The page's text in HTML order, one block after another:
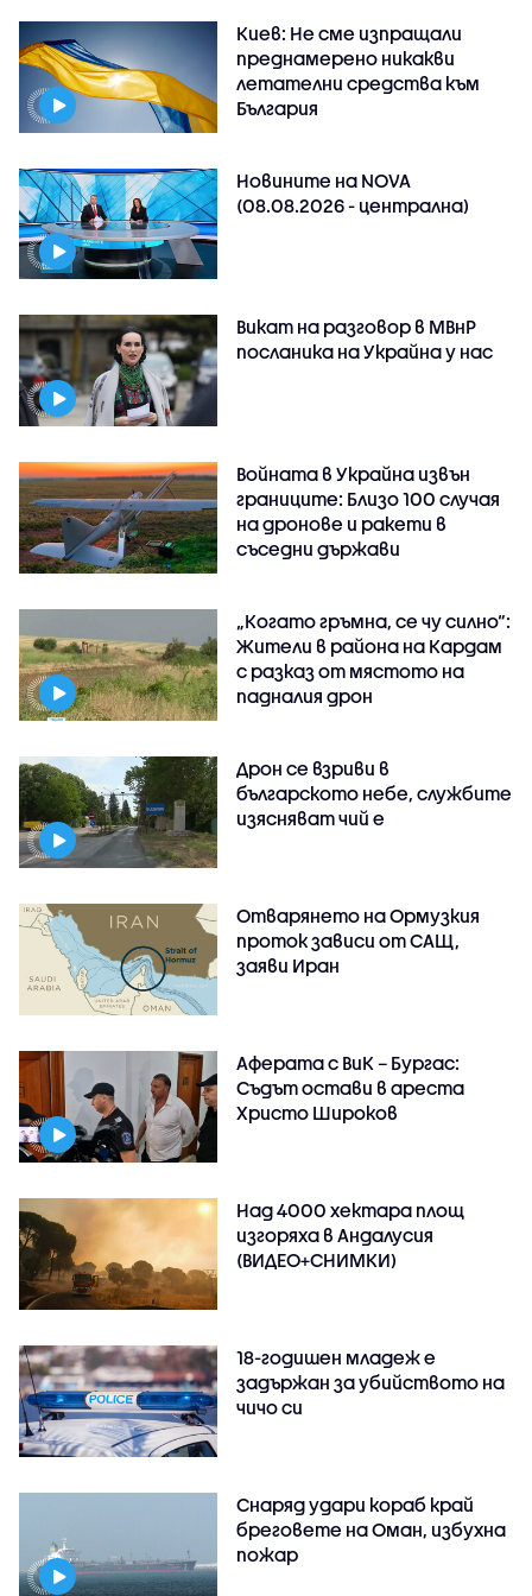
Киев: Не сме изпращали
преднамерено никакви
летателни средства към
България
Новините на NOVA
(08.08.2026 - централна)
Викат на разговор в МВнР
посланика на Украйна у нас
Войната в Украйна извън
границите: Близо 100 случая
на дронове и ракети в
съседни държави
„Когато гръмна, се чу силно“:
Жители в района на Кардам
с разказ от мястото на
падналия дрон
Дрон се взриви в
българското небе, службите
изясняват чий е
Отварянето на Ормузкия
проток зависи от САЩ,
заяви Иран
Аферата с ВиК – Бургас:
Съдът остави в ареста
Христо Широков
Над 4000 хектара площ
изгоряха в Андалусия
(ВИДЕО+СНИМКИ)
18-годишен младеж е
задържан за убийството на
чичо си
Снаряд удари кораб край
бреговете на Оман, избухна
пожар